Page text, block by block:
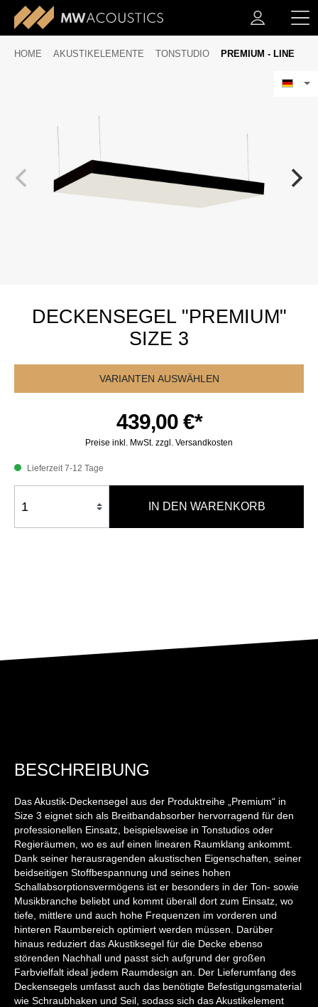
HOME AKUSTIKELEMENTE TONSTUDIO PREMIUM - LINE
DECKENSEGEL "PREMIUM"
SIZE 3
VARIANTEN AUSWÄHLEN
439,00 €*
Preise inkl. MwSt. zzgl. Versandkosten
Lieferzeit 7-12 Tage
IN DEN WARENKORB
BESCHREIBUNG
Das Akustik-Deckensegel aus der Produktreihe „Premium“ in
Size 3 eignet sich als Breitbandabsorber hervorragend für den
professionellen Einsatz, beispielsweise in Tonstudios oder
Regieräumen, wo es auf einen linearen Raumklang ankommt.
Dank seiner herausragenden akustischen Eigenschaften, seiner
beidseitigen Stoffbespannung und seines hohen
Schallabsorptionsvermögens ist er besonders in der Ton- sowie
Musikbranche beliebt und kommt überall dort zum Einsatz, wo
tiefe, mittlere und auch hohe Frequenzen im vorderen und
hinteren Raumbereich optimiert werden müssen. Darüber
hinaus reduziert das Akustiksegel für die Decke ebenso
störenden Nachhall und passt sich aufgrund der großen
Farbvielfalt ideal jedem Raumdesign an. Der Lieferumfang des
Deckensegels umfasst auch das benötigte Befestigungsmaterial
wie Schraubhaken und Seil, sodass sich das Akustikelement